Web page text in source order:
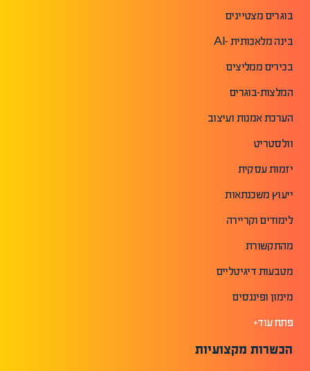
בוגרים מצטיינים
בינה מלאכותית -AI
בכירים ממליצים
המלצות-בוגרים
הערכת אמנות ועיצוב
וולסטריט
יזמות עסקית
ייעוץ משכנתאות
לימודים וקריירה
מהתקשורת
מטבעות דיגיטליים
מימון ופיננסים
פתח עוד+
הכשרות מקצועיות